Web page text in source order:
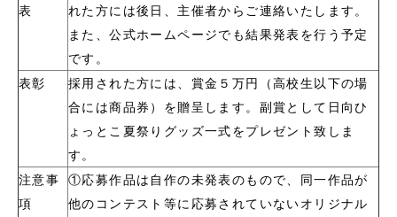
表
れた方には後日、主催者からご連絡いたします。
また、公式ホームページでも結果発表を行う予定
です。
表彰
採用された方には、賞金５万円（高校生以下の場
合には商品券）を贈呈します。副賞として日向ひ
ょっとこ夏祭りグッズ一式をプレゼント致しま
す。
注意事
項
①応募作品は自作の未発表のもので、同一作品が
他のコンテスト等に応募されていないオリジナル